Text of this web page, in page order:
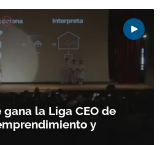
la Liga CEO de
y